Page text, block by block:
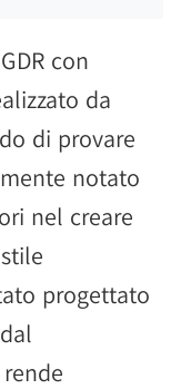
con
da
di provare
notato
nel creare
progettato